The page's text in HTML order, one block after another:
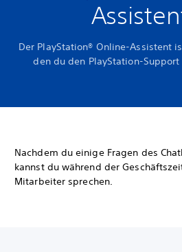
Der PlayStation® Online-Assistent
den du den PlayStation-
Nachdem du einige Fragen des
kannst du während der
Mitarbeiter sprechen.